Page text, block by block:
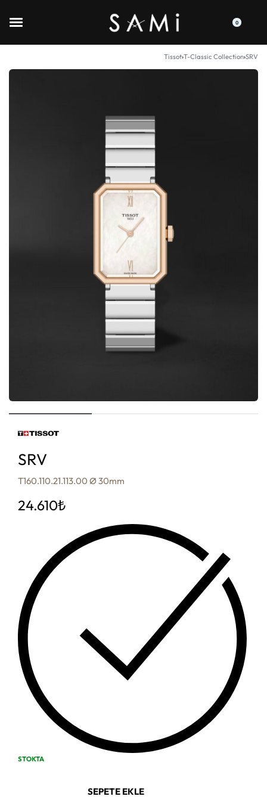
0
Tissot›T-Classic Collection›SRV
SRV
T160.110.21.113.00 Ø 30mm
24.610₺
STOKTA
SEPETE EKLE